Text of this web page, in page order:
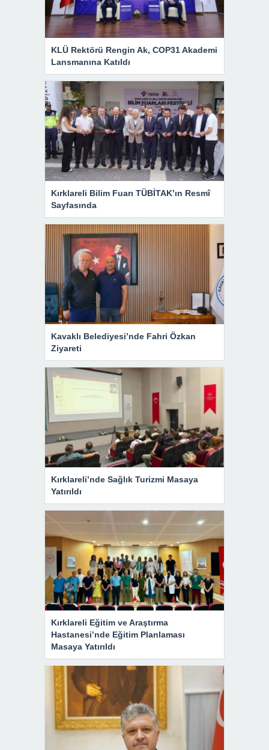
KLÜ Rektörü Rengin Ak, COP31 Akademi
Lansmanına Katıldı
Kırklareli Bilim Fuarı TÜBİTAK’ın Resmî
Sayfasında
Kavaklı Belediyesi’nde Fahri Özkan
Ziyareti
Kırklareli’nde Sağlık Turizmi Masaya
Yatırıldı
Kırklareli Eğitim ve Araştırma
Hastanesi’nde Eğitim Planlaması
Masaya Yatırıldı